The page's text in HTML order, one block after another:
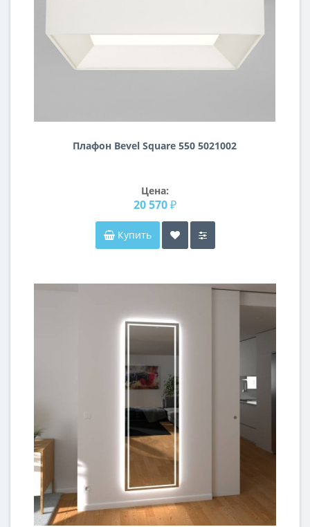
Плафон Bevel Square 550 5021002
Цена:
20 570 ₽
Купить